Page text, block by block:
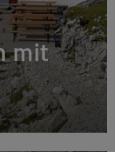
8-12 Jährige
mit